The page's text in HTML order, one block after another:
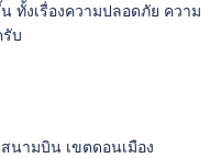
ทั้งเรื่องความปลอดภัย ความ
บ
นามบิน เขตดอนเมือง